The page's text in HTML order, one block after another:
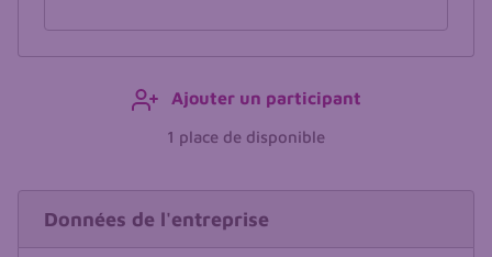
Ajouter un participant
1 place de disponible
Données de l'entreprise